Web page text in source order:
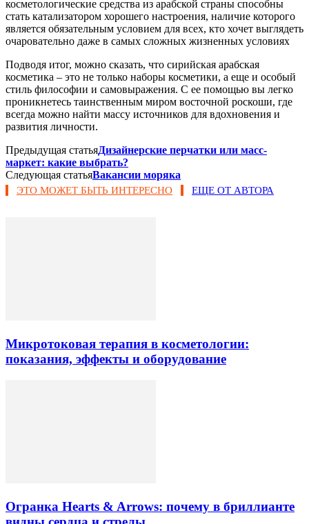
косметологические средства из арабской страны способны
стать катализатором хорошего настроения, наличие которого
является обязательным условием для всех, кто хочет выглядеть
очаровательно даже в самых сложных жизненных условиях
Подводя итог, можно сказать, что сирийская арабская
косметика – это не только наборы косметики, а еще и особый
стиль философии и самовыражения. С ее помощью вы легко
проникнетесь таинственным миром восточной роскоши, где
всегда можно найти массу источников для вдохновения и
развития личности.
Предыдущая статьяДизайнерские перчатки или масс-
маркет: какие выбрать?
Следующая статьяВакансии моряка
ЭТО МОЖЕТ БЫТЬ ИНТЕРЕСНО ЕЩЕ ОТ АВТОРА
Микротоковая терапия в косметологии:
показания, эффекты и оборудование
Огранка Hearts & Arrows: почему в бриллианте